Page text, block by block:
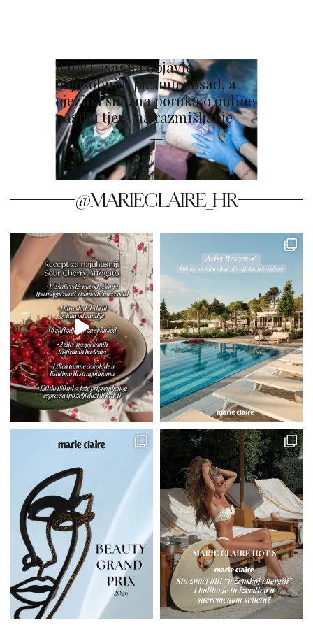
Baby Lasagna objavio
najosobniju pjesmu dosad, a
njezina snažna poruka o online
nasilju tjera na razmišljanje
@MARIECLAIRE_HR